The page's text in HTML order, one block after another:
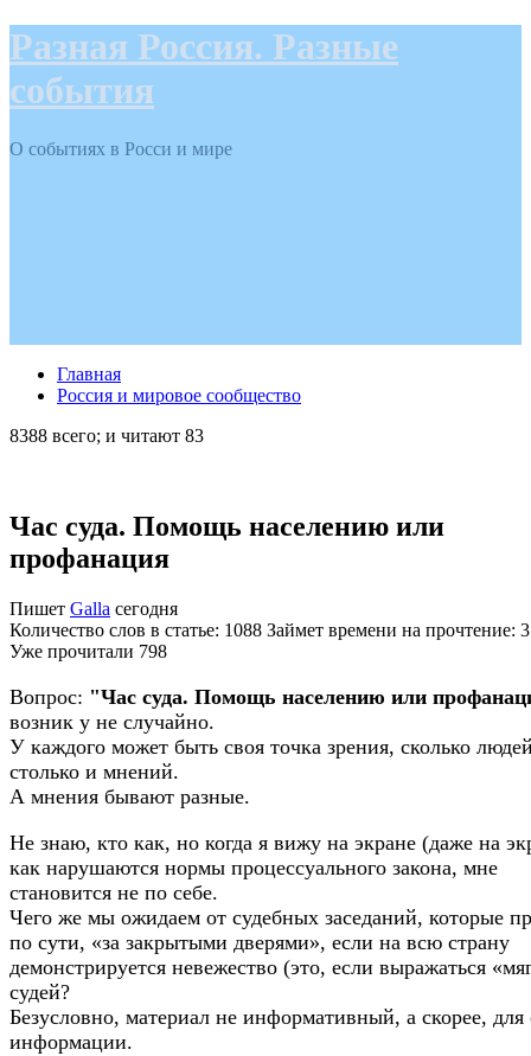
Разная Россия. Разные
события
О событиях в Росси и мире
Главная
Россия и мировое сообщество
8388 всего; и читают 83
Час суда. Помощь населению или
профанация
Пишет Galla сегодня
Количество слов в статье: 1088 Займет времени на прочтение:
Уже прочитали 798
Вопрос: "Час суда. Помощь населению или
возник у не случайно.
У каждого может быть своя точка зрения, сколько
столько и мнений.
А мнения бывают разные.
Не знаю, кто как, но когда я вижу на экране (даже на
как нарушаются нормы процессуального закона, мне
становится не по себе.
Чего же мы ожидаем от судебных заседаний, которые
по сути, «за закрытыми дверями», если на всю страну
демонстрируется невежество (это, если выражаться
судей?
Безусловно, материал не информативный, а скорее,
информации.